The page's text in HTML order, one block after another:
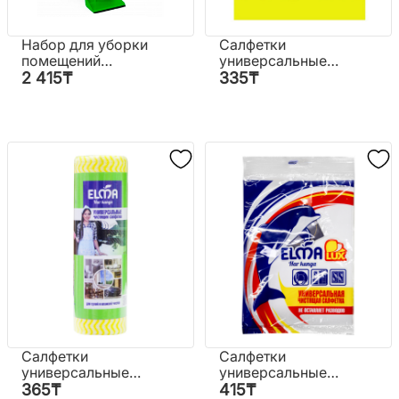
Набор для уборки
помещений
"Ленивка" №М
2 415₸
Салфетки
универсальные
ProБлеск Super
335₸
Cалфетки
универсальные
№613 Elma (Узб)
365₸
Салфетки
универсальные
"Дельфин" Lux
415₸